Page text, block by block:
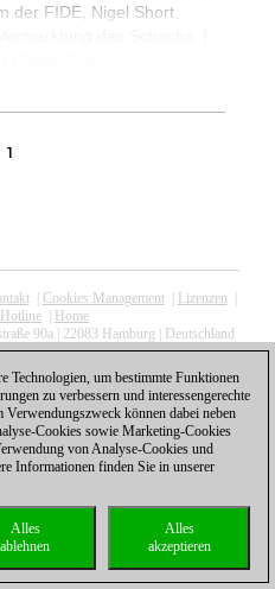
der FIDE, Nigel Short,
1
| Cookies Management| Lizenzen
Home
90a | 22083 Hamburg | Deutschland
news
Technologien, um bestimmte Funktionen
zu verbessern und interessengerechte
können dabei neben
Cookies sowie Marketing-Cookies
von Analyse-Cookies und
Informationen finden Sie in unserer
Alles
akzeptieren
Alles
ablehnen